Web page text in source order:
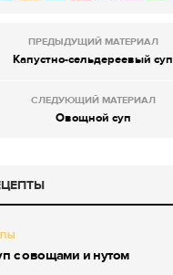
ПРЕДЫДУЩИЙ МАТЕРИАЛ
Капустно-сельдереевый суп
СЛЕДУЮЩИЙ МАТЕРИАЛ
Овощной суп
с овощами и нутом